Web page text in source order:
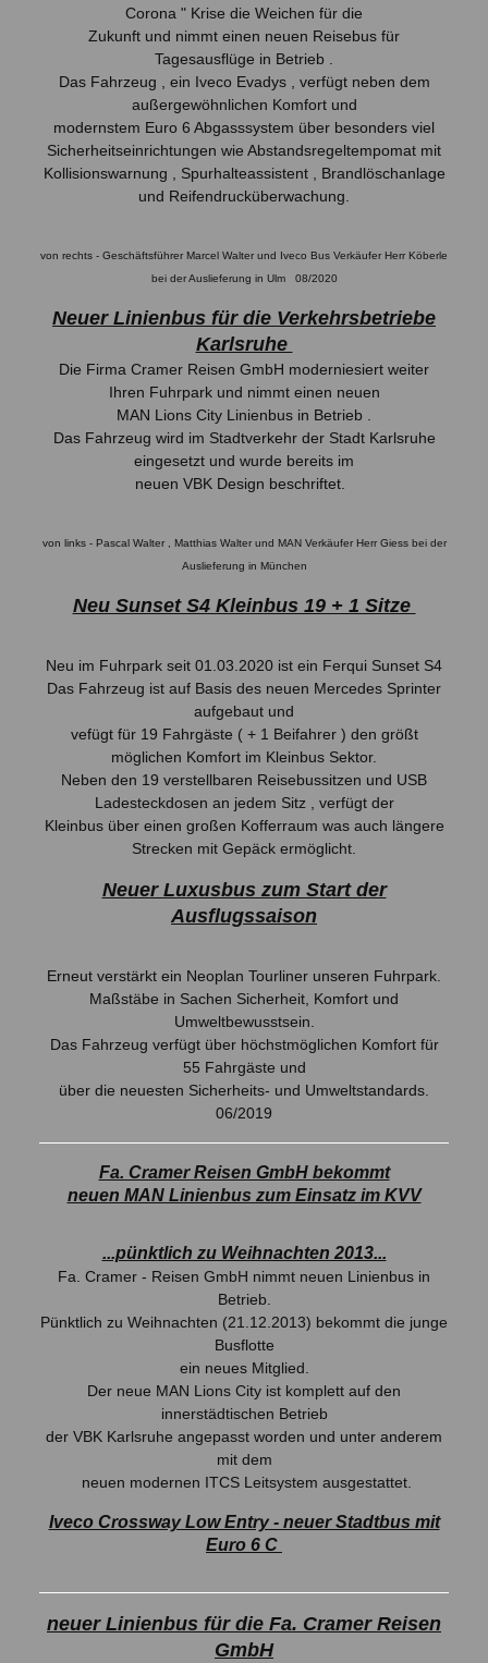
Corona " Krise die Weichen für die
Zukunft und nimmt einen neuen Reisebus für
Tagesausflüge in Betrieb .
Das Fahrzeug , ein Iveco Evadys , verfügt neben dem
außergewöhnlichen Komfort und
modernstem Euro 6 Abgasssystem über besonders viel
Sicherheitseinrichtungen wie Abstandsregeltempomat mit
Kollisionswarnung , Spurhalteassistent , Brandlöschanlage
und Reifendrucküberwachung.
von rechts - Geschäftsführer Marcel Walter und Iveco Bus Verkäufer Herr Köberle
bei der Auslieferung in Ulm 08/2020
Neuer Linienbus für die Verkehrsbetriebe
Karlsruhe
Die Firma Cramer Reisen GmbH moderniesiert weiter
Ihren Fuhrpark und nimmt einen neuen
MAN Lions City Linienbus in Betrieb .
Das Fahrzeug wird im Stadtverkehr der Stadt Karlsruhe
eingesetzt und wurde bereits im
neuen VBK Design beschriftet.
von links - Pascal Walter , Matthias Walter und MAN Verkäufer Herr Giess bei der
Auslieferung in München
Neu Sunset S4 Kleinbus 19 + 1 Sitze
Neu im Fuhrpark seit 01.03.2020 ist ein Ferqui Sunset S4
Das Fahrzeug ist auf Basis des neuen Mercedes Sprinter
aufgebaut und
vefügt für 19 Fahrgäste ( + 1 Beifahrer ) den größt
möglichen Komfort im Kleinbus Sektor.
Neben den 19 verstellbaren Reisebussitzen und USB
Ladesteckdosen an jedem Sitz , verfügt der
Kleinbus über einen großen Kofferraum was auch längere
Strecken mit Gepäck ermöglicht.
Neuer Luxusbus zum Start der
Ausflugssaison
Erneut verstärkt ein Neoplan Tourliner unseren Fuhrpark.
Maßstäbe in Sachen Sicherheit, Komfort und
Umweltbewusstsein.
Das Fahrzeug verfügt über höchstmöglichen Komfort für
55 Fahrgäste und
über die neuesten Sicherheits- und Umweltstandards.
06/2019
Fa. Cramer Reisen GmbH bekommt
neuen MAN Linienbus zum Einsatz im KVV
...pünktlich zu Weihnachten 2013...
Fa. Cramer - Reisen GmbH nimmt neuen Linienbus in
Betrieb.
Pünktlich zu Weihnachten (21.12.2013) bekommt die junge
Busflotte
ein neues Mitglied.
Der neue MAN Lions City ist komplett auf den
innerstädtischen Betrieb
der VBK Karlsruhe angepasst worden und unter anderem
mit dem
neuen modernen ITCS Leitsystem ausgestattet.
Iveco Crossway Low Entry - neuer Stadtbus mit
Euro 6 C
neuer Linienbus für die Fa. Cramer Reisen
GmbH